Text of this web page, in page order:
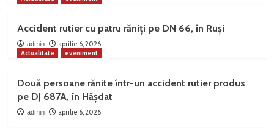
Accident rutier cu patru răniți pe DN 66, în Ruși
admin
aprilie 6, 2026
Actualitate
eveniment
Două persoane rănite într-un accident rutier produs
pe DJ 687A, în Hășdat
admin aprilie 6, 2026